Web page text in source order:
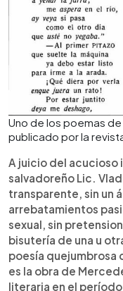
Uno de los poemas
publicado por la
A juicio del
salvadoreño Lic.
transparente, sin un
arrebatamientos
sexual, sin
bisutería de una u
poesía quejumbrosa
es la obra de
literaria en el